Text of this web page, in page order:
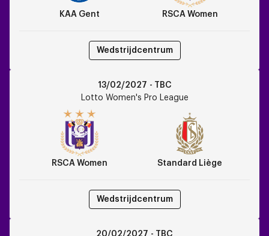
KAA Gent RSCA Women
Wedstrijdcentrum
13/02/2027 - TBC
Lotto Women's Pro League
RSCA Women Standard Liège
Wedstrijdcentrum
20/02/2027 - TBC